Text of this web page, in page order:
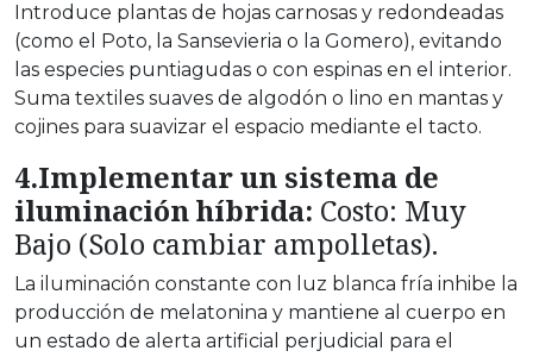
Introduce plantas de hojas carnosas y redondeadas
(como el Poto, la Sansevieria o la Gomero), evitando
las especies puntiagudas o con espinas en el interior.
Suma textiles suaves de algodón o lino en mantas y
cojines para suavizar el espacio mediante el tacto.
4.Implementar un sistema de
iluminación híbrida: Costo: Muy
Bajo (Solo cambiar ampolletas).
La iluminación constante con luz blanca fría inhibe la
producción de melatonina y mantiene al cuerpo en
un estado de alerta artificial perjudicial para el